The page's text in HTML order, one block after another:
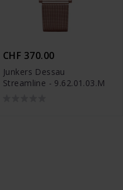
CHF 370.00
Junkers Dessau
Streamline - 9.62.01.03.M